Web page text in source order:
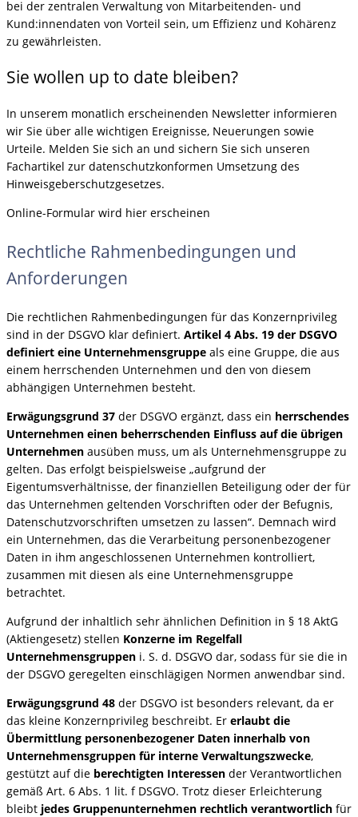
bei der zentralen Verwaltung von Mitarbeitenden- und
Kund:innendaten von Vorteil sein, um Effizienz und Kohärenz
zu gewährleisten.
Sie wollen up to date bleiben?
In unserem monatlich erscheinenden Newsletter informieren
wir Sie über alle wichtigen Ereignisse, Neuerungen sowie
Urteile. Melden Sie sich an und sichern Sie sich unseren
Fachartikel zur datenschutzkonformen Umsetzung des
Hinweisgeberschutzgesetzes.
Online-Formular wird hier erscheinen
Rechtliche Rahmenbedingungen und
Anforderungen
Die rechtlichen Rahmenbedingungen für das Konzernprivileg
sind in der DSGVO klar definiert. Artikel 4 Abs. 19 der DSGVO
definiert eine Unternehmensgruppe als eine Gruppe, die aus
einem herrschenden Unternehmen und den von diesem
abhängigen Unternehmen besteht.
Erwägungsgrund 37 der DSGVO ergänzt, dass ein herrschendes
Unternehmen einen beherrschenden Einfluss auf die übrigen
Unternehmen ausüben muss, um als Unternehmensgruppe zu
gelten. Das erfolgt beispielsweise „aufgrund der
Eigentumsverhältnisse, der finanziellen Beteiligung oder der für
das Unternehmen geltenden Vorschriften oder der Befugnis,
Datenschutzvorschriften umsetzen zu lassen“. Demnach wird
ein Unternehmen, das die Verarbeitung personenbezogener
Daten in ihm angeschlossenen Unternehmen kontrolliert,
zusammen mit diesen als eine Unternehmensgruppe
betrachtet.
Aufgrund der inhaltlich sehr ähnlichen Definition in § 18 AktG
(Aktiengesetz) stellen Konzerne im Regelfall
Unternehmensgruppen i. S. d. DSGVO dar, sodass für sie die in
der DSGVO geregelten einschlägigen Normen anwendbar sind.
Erwägungsgrund 48 der DSGVO ist besonders relevant, da er
das kleine Konzernprivileg beschreibt. Er erlaubt die
Übermittlung personenbezogener Daten innerhalb von
Unternehmensgruppen für interne Verwaltungszwecke,
gestützt auf die berechtigten Interessen der Verantwortlichen
gemäß Art. 6 Abs. 1 lit. f DSGVO. Trotz dieser Erleichterung
bleibt jedes Gruppenunternehmen rechtlich verantwortlich für